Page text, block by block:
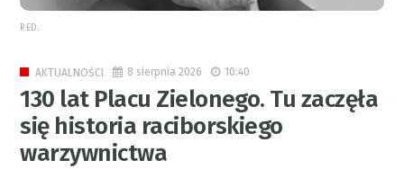
RED.
AKTUALNOŚCI 8 sierpnia 2026 10:40
130 lat Placu Zielonego. Tu zaczęła
się historia raciborskiego
warzywnictwa